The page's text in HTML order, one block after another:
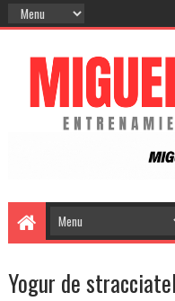
Yogur de